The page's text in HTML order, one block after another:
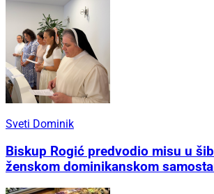
Sveti Dominik
Biskup Rogić predvodio misu u
ženskom dominikanskom